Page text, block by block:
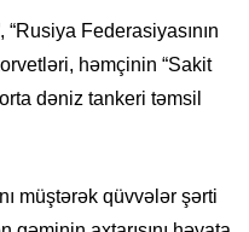
Federasiyasının
həmçinin “Sakit
dəniz tankeri təmsil
müştərək qüvvələr şərti